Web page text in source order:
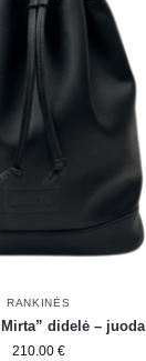
RANKINĖS
didelė – juoda
210.00 €